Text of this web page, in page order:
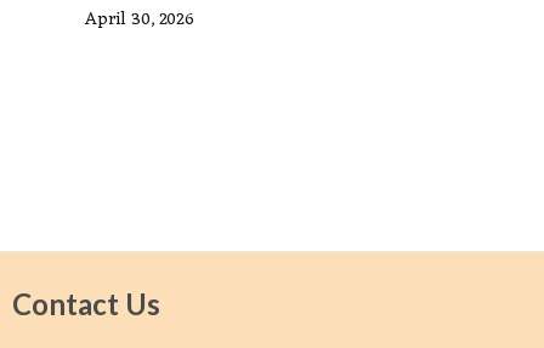
April 30, 2026
Contact Us